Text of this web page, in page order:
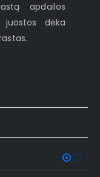
apdailos
juostos dėka